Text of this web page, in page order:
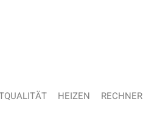
HEIZEN RECHNER